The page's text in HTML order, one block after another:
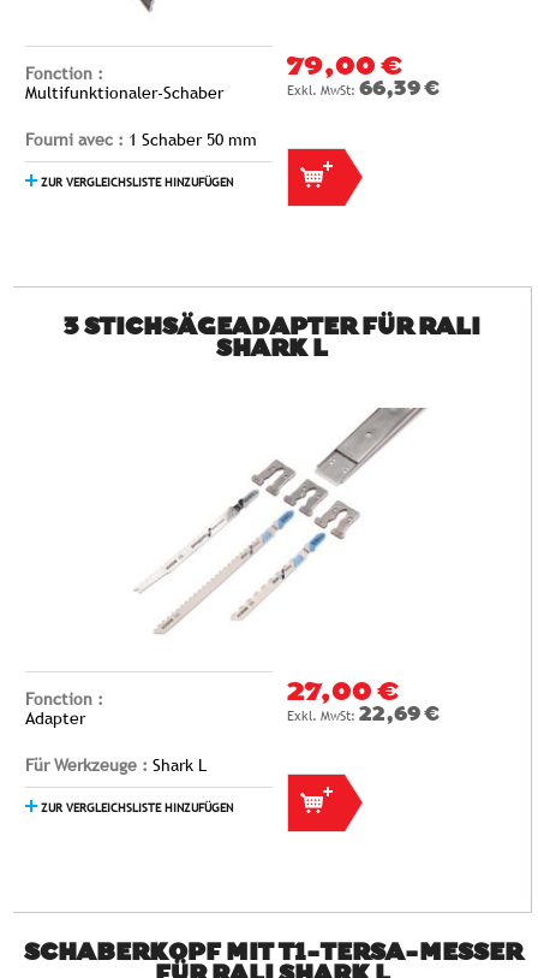
Fonction :
Multifunktionaler-Schaber
Fourni avec : 1 Schaber 50 mm
ZUR VERGLEICHSLISTE HINZUFÜGEN
79,00 €
66,39 €
3 STICHSÄGEADAPTER FÜR RALI
SHARK L
Fonction :
Adapter
Für Werkzeuge : Shark L
ZUR VERGLEICHSLISTE HINZUFÜGEN
27,00 €
22,69 €
SCHABERKOPF MIT T1-TERSA-MESSER